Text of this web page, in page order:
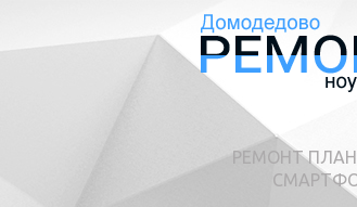
РЕМОНТ